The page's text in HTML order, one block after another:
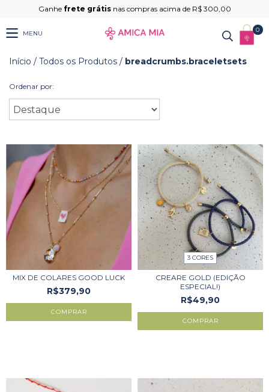
Ganhe frete grátisnas compras acima de R$ 300,00
MENU 0
Início / Todos os Produtos / breadcrumbs.braceletsets
Ordenar por:
MIX DE COLARES GOOD LUCK
R$379,90
3 CORES
CREARE GOLD (EDIÇÃO
ESPECIAL!)
R$49,90
COMPRAR